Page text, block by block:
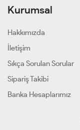
Kurumsal
Hakkımızda
İletişim
Sıkça Sorulan Sorular
Sipariş Takibi
Banka Hesaplarımız